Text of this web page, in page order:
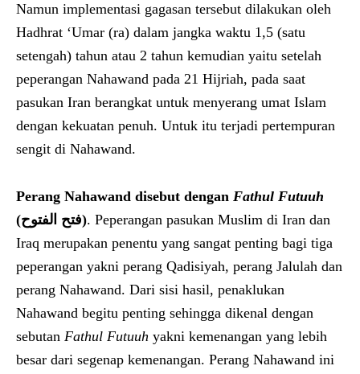
Namun implementasi gagasan tersebut dilakukan oleh
Hadhrat ‘Umar (ra) dalam jangka waktu 1,5 (satu
setengah) tahun atau 2 tahun kemudian yaitu setelah
peperangan Nahawand pada 21 Hijriah, pada saat
pasukan Iran berangkat untuk menyerang umat Islam
dengan kekuatan penuh. Untuk itu terjadi pertempuran
sengit di Nahawand.
Perang Nahawand disebut dengan Fathul Futuuh
(فتح الفتوح). Peperangan pasukan Muslim di Iran dan
Iraq merupakan penentu yang sangat penting bagi tiga
peperangan yakni perang Qadisiyah, perang Jalulah dan
perang Nahawand. Dari sisi hasil, penaklukan
Nahawand begitu penting sehingga dikenal dengan
sebutan Fathul Futuuh yakni kemenangan yang lebih
besar dari segenap kemenangan. Perang Nahawand ini